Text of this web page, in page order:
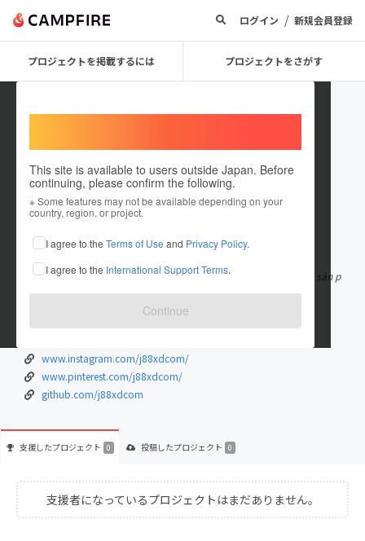
ログイン / 新規会員登録
プロジェクトを掲載するには プロジェクトをさがす
This site is available to users outside Japan. Before
continuing, please confirm the following.
※ Some features may not be available depending on your
country, region, or project.
I agree to the Terms of Use and Privacy Policy.
I agree to the International Support Terms.
Continue
j88xdcom
在住国：日本
出身国：日本
J88 nổi tiếng là nhà cái uy tín nhất tại châu Á, địa chỉ sở hữu kho sản p
hẩm đa dạng có th もっと見る
www.instagram.com/j88xdcom/
www.pinterest.com/j88xdcom/
github.com/j88xdcom
支援したプロジェクト 0 投稿したプロジェクト 0
支援者になっているプロジェクトはまだありません。